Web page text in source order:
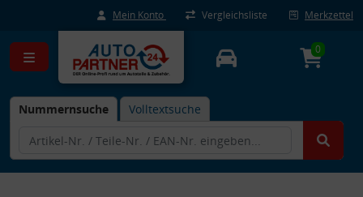
Mein Konto Vergleichsliste Merkzettel
Nummernsuche Volltextsuche
0